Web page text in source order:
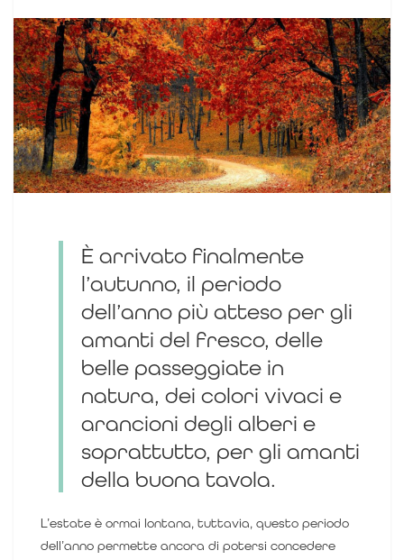
È arrivato finalmente
l’autunno, il periodo
dell’anno più atteso per gli
amanti del fresco, delle
belle passeggiate in
natura, dei colori vivaci e
arancioni degli alberi e
soprattutto, per gli amanti
della buona tavola.
L’estate è ormai lontana, tuttavia, questo periodo
dell’anno permette ancora di potersi concedere